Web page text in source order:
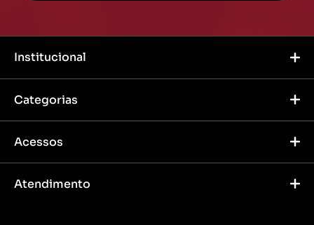
Institucional
Categorias
Acessos
Atendimento